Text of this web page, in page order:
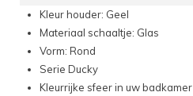
Kleur houder: Geel
Materiaal schaaltje: Glas
Vorm: Rond
Serie Ducky
Kleurrijke sfeer in uw badkamer